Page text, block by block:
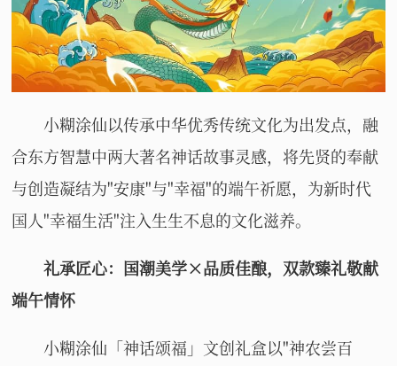
小糊涂仙以传承中华优秀传统文化为出发点，融
合东方智慧中两大著名神话故事灵感，将先贤的奉献
与创造凝结为"安康"与"幸福"的端午祈愿，为新时代
国人"幸福生活"注入生生不息的文化滋养。
礼承匠心：国潮美学×品质佳酿，双款臻礼敬献
端午情怀
小糊涂仙「神话颂福」文创礼盒以"神农尝百